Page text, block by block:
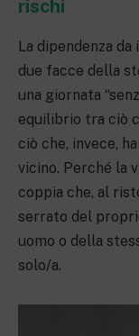
rischi
La dipendenza
due facce della
una giornata
equilibrio tra ciò
ciò che, invece,
vicino. Perché la
coppia che, al
serrato del
uomo o della
solo/a.